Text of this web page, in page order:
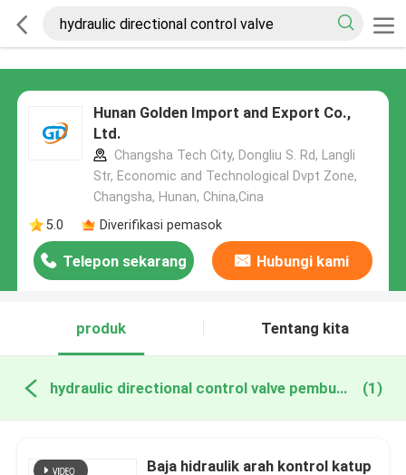
Hunan Golden Import and Export Co.,
Ltd.
Changsha Tech City, Dongliu S. Rd, Langli
Str, Economic and Technological Dvpt Zone,
Changsha, Hunan, China,Cina
5.0
Diverifikasi pemasok
Telepon sekarang Hubungi kami
produk Tentang kita
hydraulic directional control valve pembuatan online (1)
Baja hidraulik arah kontrol katup